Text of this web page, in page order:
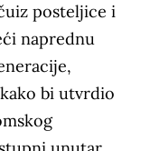
posteljice i
naprednu
bi utvrdio